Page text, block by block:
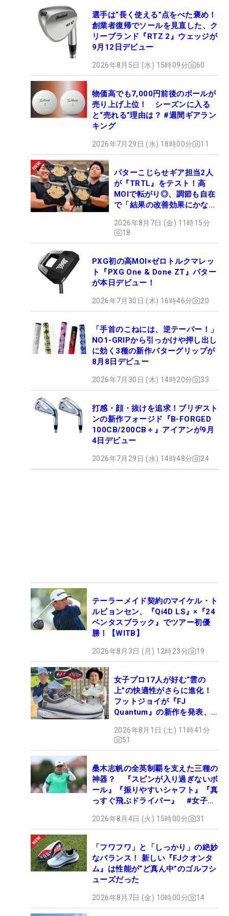
選手は“長く使える”点をべた褒め！
創業者復帰でソールを見直した、ク
リーブランド『RTZ 2』ウェッジが
9月12日デビュー
2026年8月5日 (水) 15時09分 60
物価高でも7,000円前後のボールが
売り上げ上位！ シーズンに入る
と“売れる”理由は？ #週間ギアラン
キング
2026年7月29日 (水) 18時00分 11
パターこじらせギア担当2人
が『TRTL』をテスト！高
MOIで転がり◎、調節も自在
で「結果の改善効果にかなり
2026年8月7日 (金) 11時15分
18
PXG初の高MOI×ゼロトルクマレッ
ト『PXG One & Done ZT』パター
が本日デビュー！
2026年7月30日 (木) 16時46分 20
「手首のこねには、逆テーパー！」
NO1-GRIPから引っかけや押し出し
に効く3種の新作パターグリップが
8月8日デビュー
2026年7月30日 (木) 14時20分 33
打感・顔・抜けを追求！ブリヂスト
ンの新作フォージド『B-FORGED
100CB/200CB＋』アイアンが9月
4日デビュー
2026年7月29日 (水) 14時48分 24
テーラーメイド契約のマイケル・ト
ルビョンセン、『Qi4D LS』×『24
ベンタスブラック』でツアー初優
勝！【WITB】
2026年8月3日 (月) 12時23分 19
女子プロ17人が好む“雲の
上”の快適性がさらに進化！
フットジョイが『FJ
Quantum』の新作を発表、8
2026年8月1日 (土) 11時41分
51
桑木志帆の全英制覇を支えた三種の
神器？ 『スピンが入り過ぎないボ
ール』『振りやすいシャフト』『真
っすぐ飛ぶドライバー』 #女子プ
2026年8月4日 (火) 15時00分 31
「フワフワ」と「しっかり」の絶妙
なバランス！ 新しい『FJクオンタ
ム』は性能が“ど真ん中”のゴルフシ
ューズだった
2026年8月7日 (金) 10時00分 14